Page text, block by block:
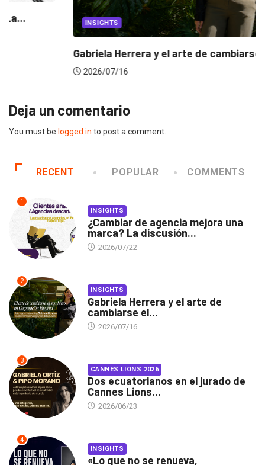
INSIGHTS
Gabriela Herrera y el arte de cambiarse...
Deja un comentario
You must be logged in to post a comment.
RECENT POPULAR COMMENTS
1
INSIGHTS
¿Cambiar de agencia mejora una
marca? La discusión...
2026/07/22
2
INSIGHTS
Gabriela Herrera y el arte de
cambiarse el...
2026/07/16
3
CANNES LIONS 2026
Dos ecuatorianos en el jurado de
Cannes Lions...
2026/06/23
4
INSIGHTS
«Lo que no se renueva,